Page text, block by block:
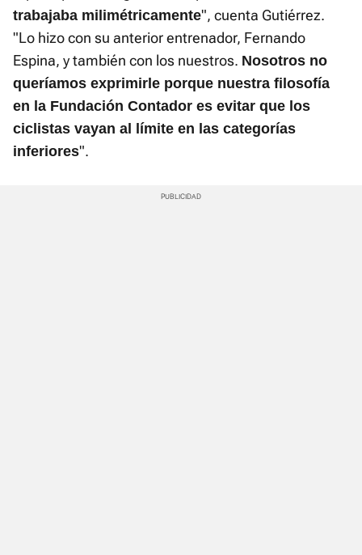
trabajaba milimétricamente", cuenta Gutiérrez.
"Lo hizo con su anterior entrenador, Fernando
Espina, y también con los nuestros. Nosotros no
queríamos exprimirle porque nuestra filosofía
en la Fundación Contador es evitar que los
ciclistas vayan al límite en las categorías
inferiores".